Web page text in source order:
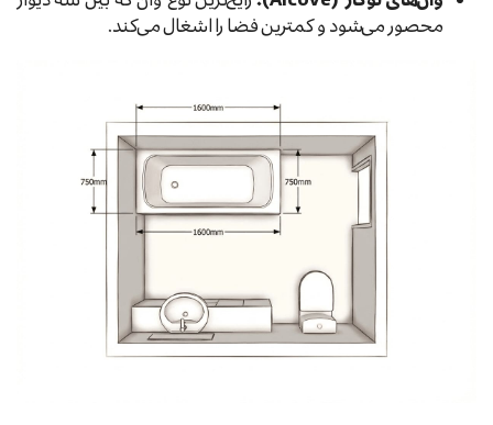
محصور می‌شود و کمترین فضا را اشغال می‌کند.